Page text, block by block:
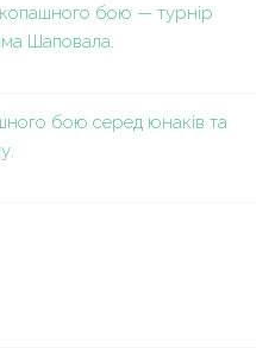
бою — турнір
Шаповала.
бою серед юнаків та